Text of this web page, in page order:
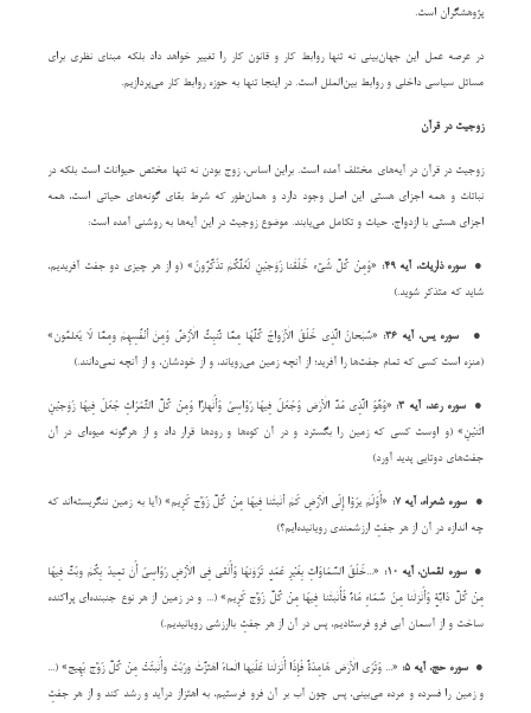
پژوهشگران است.
در عرصه عمل این جهان‌بینی نه تنها روابط کار و قانون کار را تغییر خواهد داد بلکه مبنای نظری برای
مسائل سیاسی داخلی و روابط بین‌الملل است. در اینجا تنها به حوزه روابط کار می‌پردازیم.
زوجیت در قرآن
زوجیت در قرآن در آیه‌های مختلف آمده است. براین اساس، زوج بودن نه تنها مختص حیوانات است بلکه در
نباتات و همه اجزای هستی این اصل وجود دارد و همان‌طور که شرط بقای گونه‌های حیاتی است، همه
اجزای هستی با ازدواج، حیات و تکامل می‌یابند. موضوع زوجیت در این آیه‌ها به روشنی آمده است:
● سوره ذاریات، آیه ۴۹:
«وَمِنْ کُلِّ شَیْءٍ خَلَقْنَا زَوْجَیْنِ لَعَلَّکُمْ تَذَکَّرُونَ» (و از هر چیزی دو جفت آفریدیم،
شاید که متذکر شوید.)
● سوره یس، آیه ۳۶:
«سُبْحَانَ الَّذِی خَلَقَ الْأَزْوَاجَ کُلَّهَا مِمَّا تُنْبِتُ الْأَرْضُ وَمِنْ أَنْفُسِهِمْ وَمِمَّا لَا یَعْلَمُون»
(منزه است کسی که تمام جفت‌ها را آفرید؛ از آنچه زمین می‌رویاند، و از خودشان، و از آنچه نمی‌دانند.)
●سوره رعد، آیه ۳:
«وَهُوَ الَّذِی مَدَّ الْأَرْضَ وَجَعَلَ فِیهَا رَوَاسِیَ وَأَنْهَارًا وَمِنْ کُلِّ الثَّمَرَاتِ جَعَلَ فِیهَا زَوْجَیْنِ
اثْنَیْنِ» (و اوست کسی که زمین را بگسترد و در آن کوه‌ها و رودها قرار داد و از هرگونه میوه‌ای در آن
جفت‌های دوتایی پدید آورد)
● سوره شعراء، آیه ۷:
«أَوَلَمْ یَرَوْا إِلَى الْأَرْضِ کَمْ أَنْبَتْنَا فِیهَا مِنْ کُلِّ زَوْجٍ کَرِیم» (آیا به زمین ننگریسته‌اند که
چه اندازه در آن از هر جفتِ ارزشمندی رویانیده‌ایم؟)
●سوره لقمان، آیه ۱۰:
«...خَلَقَ السَّمَاوَاتِ بِغَیْرِ عَمَدٍ تَرَوْنَهَا وَأَلْقَى فِی الْأَرْضِ رَوَاسِیَ أَنْ تَمِیدَ بِکُمْ وَبَثَّ فِیهَا
مِنْ کُلِّ دَابَّةٍ وَأَنْزَلْنَا مِنَ سَّمَاءِ مَاءً فَأَنْبَتْنَا فِیهَا مِنْ کُلِّ زَوْجٍ کَرِیم» (... و در زمین از هر نوع جنبنده‌ای پراکنده
ساخت و از آسمان آبی فرو فرستادیم، پس در آن از هر جفتِ باارزشی رویانیدیم.)
●سوره حج، آیه ۵:
«... وَتَرَى الْأَرْضَ هَامِدَةً فَإِذَا أَنْزَلْنَا عَلَیْهَا الْمَاءَ اهْتَزَّتْ وَرَبَتْ وَأَنْبَتَتْ مِنْ کُلِّ زَوْجٍ بَهِیج» (...
و زمین را فسرده و مرده می‌بینی، پس چون آب بر آن فرو فرستیم، به اهتزاز درآید و رشد کند و از هر جفتِ